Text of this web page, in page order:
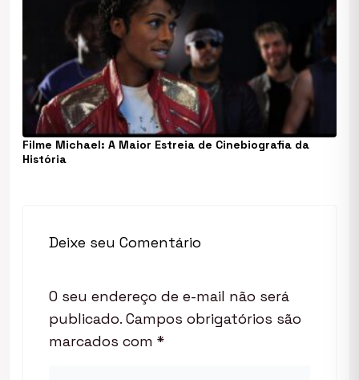
Filme Michael: A Maior Estreia de Cinebiografia da
História
Deixe seu Comentário
O seu endereço de e-mail não será
publicado. Campos obrigatórios são
marcados com *